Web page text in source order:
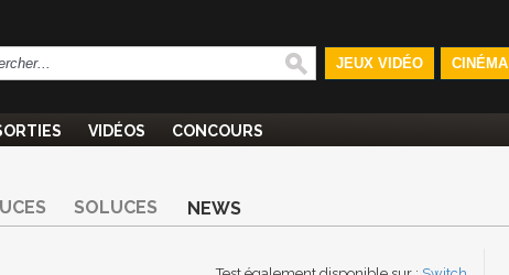
JEUX VIDÉO CINÉMA
VIDÉOS CONCOURS
SOLUCES NEWS